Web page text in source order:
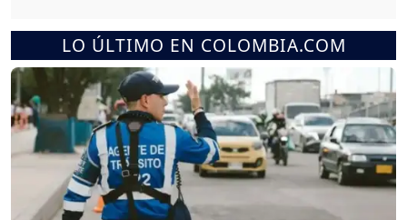
LO ÚLTIMO EN COLOMBIA.COM